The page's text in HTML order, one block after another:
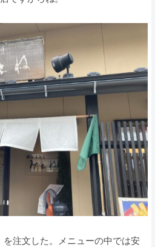
注文した。メニューの中では安